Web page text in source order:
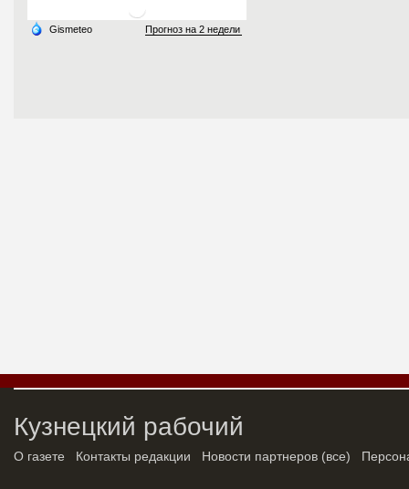
Кузнецкий рабочий
О газете Контакты редакции Новости партнеров (все)